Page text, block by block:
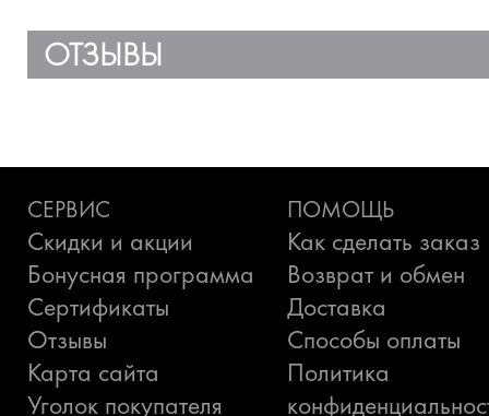
ОТЗЫВЫ
СЕРВИС
Скидки и акции
Бонусная программа
Сертификаты
Отзывы
Карта сайта
Уголок покупателя
ПОМОЩЬ
Как сделать заказ
Возврат и обмен
Доставка
Способы оплаты
Политика